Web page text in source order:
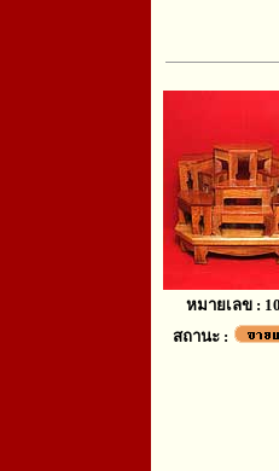
หมายเลข :
สถานะ :